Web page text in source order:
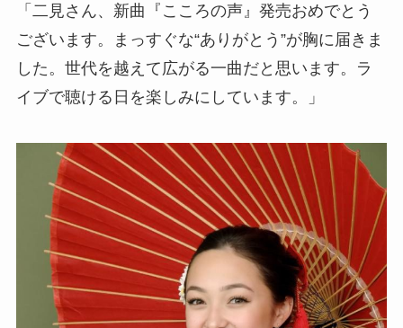
「二見さん、新曲『こころの声』発売おめでとう
ございます。まっすぐな“ありがとう”が胸に届きま
した。世代を越えて広がる一曲だと思います。ラ
イブで聴ける日を楽しみにしています。」